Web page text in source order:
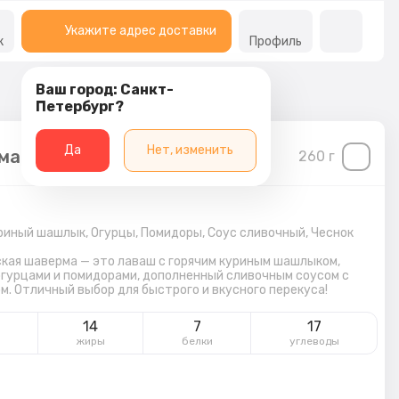
Укажите адрес доставки
Ваш город: Санкт-
Петербург?
Да Нет, изменить
Профиль
классическая 260 г
шашлык, Огурцы, Помидоры, Соус сливочный, Чеснок
шаверма — это лаваш с горячим куриным шашлыком,
и помидорами, дополненный сливочным соусом с
Отличный выбор для быстрого и вкусного перекуса!
14
жиры
7
белки
17
углеводы